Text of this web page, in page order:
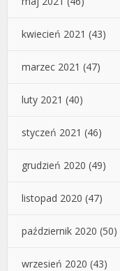
kwiecień 2021 (43)
marzec 2021 (47)
luty 2021 (40)
styczeń 2021 (46)
grudzień 2020 (49)
listopad 2020 (47)
październik 2020 (50)
wrzesień 2020 (43)